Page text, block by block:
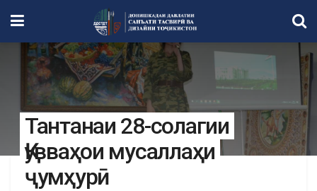
Тантанаи 28-солагии
Қувваҳои мусаллаҳи
ҷумҳурӣ